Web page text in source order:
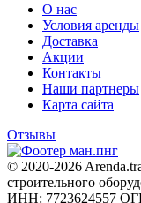
О нас
Условия аренды
Доставка
Акции
Контакты
Наши партнеры
Карта сайта
Отзывы
© 2020-2026
строительного
ИНН: 7723624557